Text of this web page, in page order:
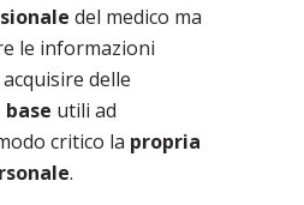
del medico ma
le informazioni
delle
base utili ad
critico la propria
.